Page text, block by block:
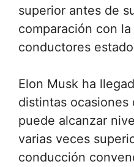
superior antes de
comparación con
conductores
Elon Musk ha
distintas ocasiones
puede alcanzar
varias veces
conducción